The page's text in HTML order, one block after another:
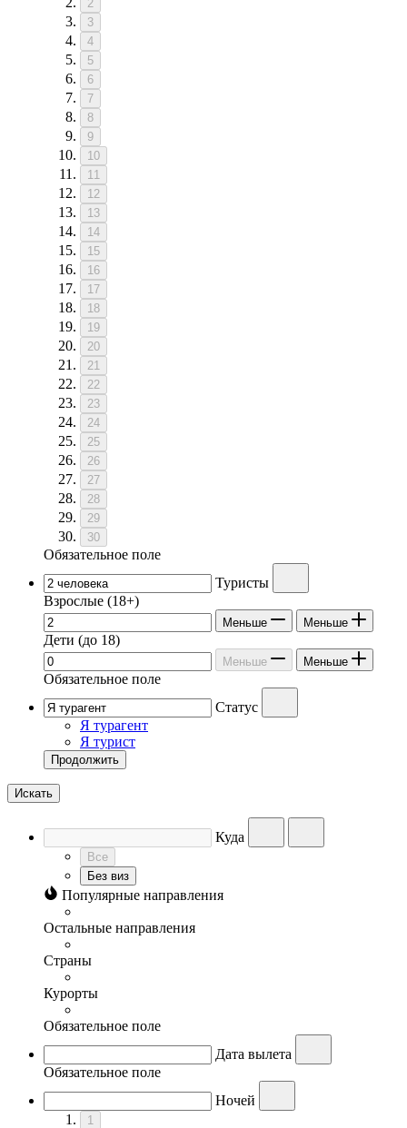
2
3
4
5
6
7
8
9
10
11
12
13
14
15
16
17
18
19
20
21
22
23
24
25
26
27
28
29
30
Обязательное поле
Туристы
Взрослые (18+)
Меньше Меньше
Дети (до 18)
Меньше Меньше
Обязательное поле
Статус
Я турагент
Я турист
Продолжить
Искать
Куда
Все
Без виз
Популярные направления
Остальные направления
Страны
Курорты
Обязательное поле
Дата вылета
Обязательное поле
Ночей
1